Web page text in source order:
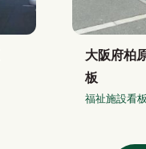
大阪府柏
板
福祉施設看板